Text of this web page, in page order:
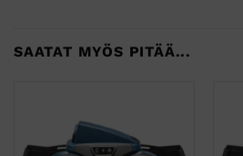
SAATAT MYÖS PITÄÄ...